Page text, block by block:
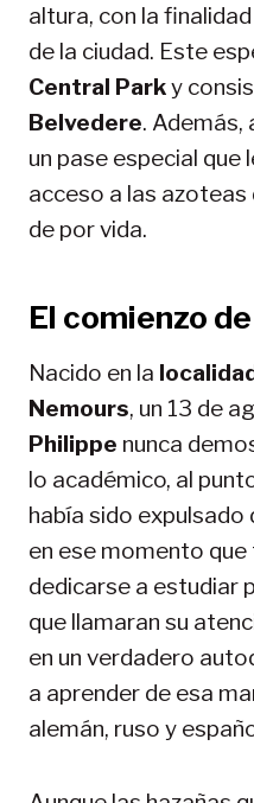
altura, con la
de la ciudad. Este
Central Parky
Belvedere. Además,
un pase especial
acceso a las azoteas
de por vida.
El comienzo
Nacido en la
Nemours, un 13 de
Philippe nunca
lo académico, al
había sido expulsado
en ese momento
dedicarse a estudiar
que llamaran su
en un verdadero
a aprender de esa
alemán, ruso y